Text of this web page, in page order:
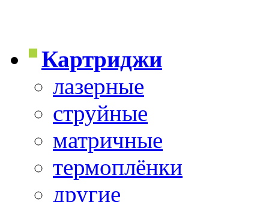
Картриджи
лазерные
струйные
матричные
термоплёнки
другие